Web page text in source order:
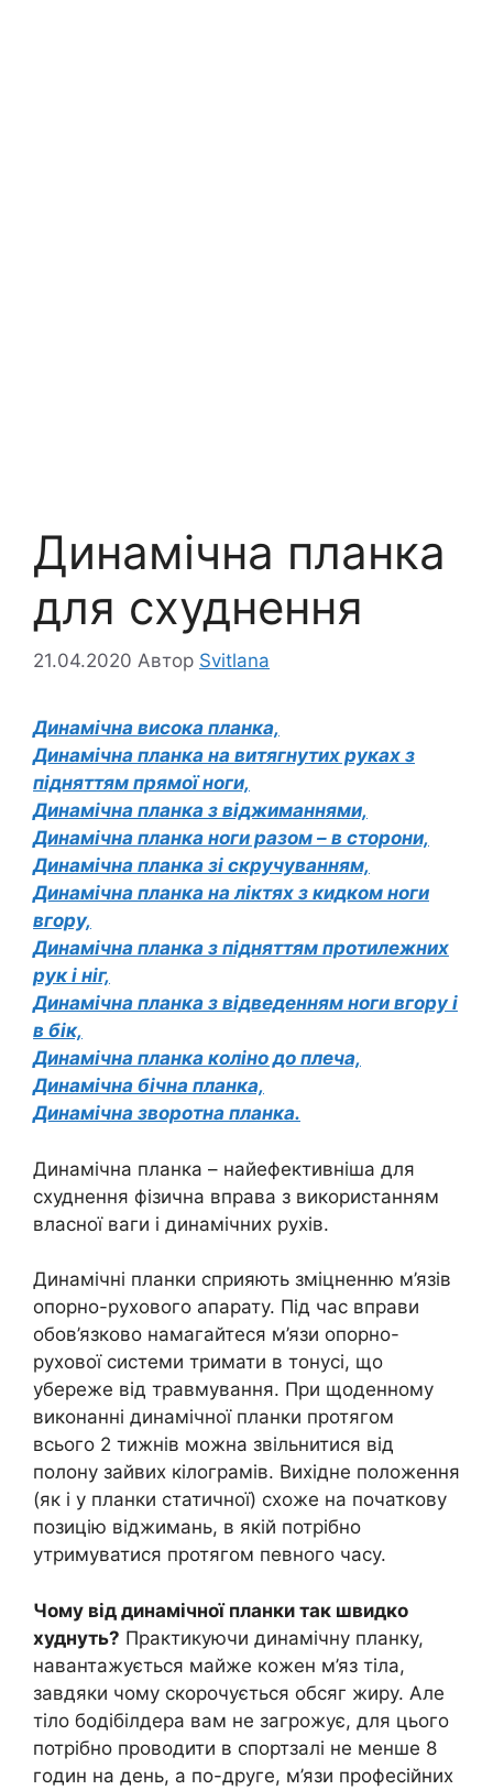
Динамічна планка
для схуднення
21.04.2020 Автор Svitlana
Динамічна висока планка,
Динамічна планка на витягнутих руках з
підняттям прямої ноги,
Динамічна планка з віджиманнями,
Динамічна планка ноги разом – в сторони,
Динамічна планка зі скручуванням,
Динамічна планка на ліктях з кидком ноги
вгору,
Динамічна планка з підняттям протилежних
рук і ніг,
Динамічна планка з відведенням ноги вгору і
в бік,
Динамічна планка коліно до плеча,
Динамічна бічна планка,
Динамічна зворотна планка.
Динамічна планка – найефективніша для
схуднення фізична вправа з використанням
власної ваги і динамічних рухів.
Динамічні планки сприяють зміцненню м’язів
опорно-рухового апарату. Під час вправи
обов’язково намагайтеся м’язи опорно-
рухової системи тримати в тонусі, що
убереже від травмування. При щоденному
виконанні динамічної планки протягом
всього 2 тижнів можна звільнитися від
полону зайвих кілограмів. Вихідне положення
(як і у планки статичної) схоже на початкову
позицію віджимань, в якій потрібно
утримуватися протягом певного часу.
Чому від динамічної планки так швидко
худнуть? Практикуючи динамічну планку,
навантажується майже кожен м’яз тіла,
завдяки чому скорочується обсяг жиру. Але
тіло бодібілдера вам не загрожує, для цього
потрібно проводити в спортзалі не менше 8
годин на день, а по-друге, м’язи професійних